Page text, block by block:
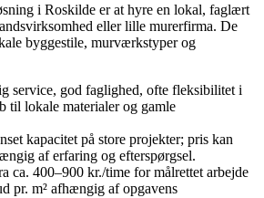
i Roskilde er at hyre en lokal, faglært
eller lille murerfirma. De
byggestile, murværkstyper og
service, god faglighed, ofte fleksibilitet i
til lokale materialer og gamle
kapacitet på store projekter; pris kan
af erfaring og efterspørgsel.
ca. 400–900 kr./time for målrettet arbejde
pr. m² afhængig af opgavens